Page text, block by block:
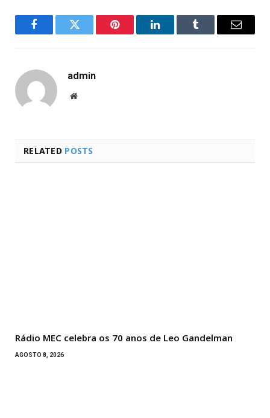
FacebookTwitter Pinterest LinkedInTumblr Email
admin
Website
RELATED POSTS
Rádio MEC celebra os 70 anos de Leo Gandelman
AGOSTO 8, 2026